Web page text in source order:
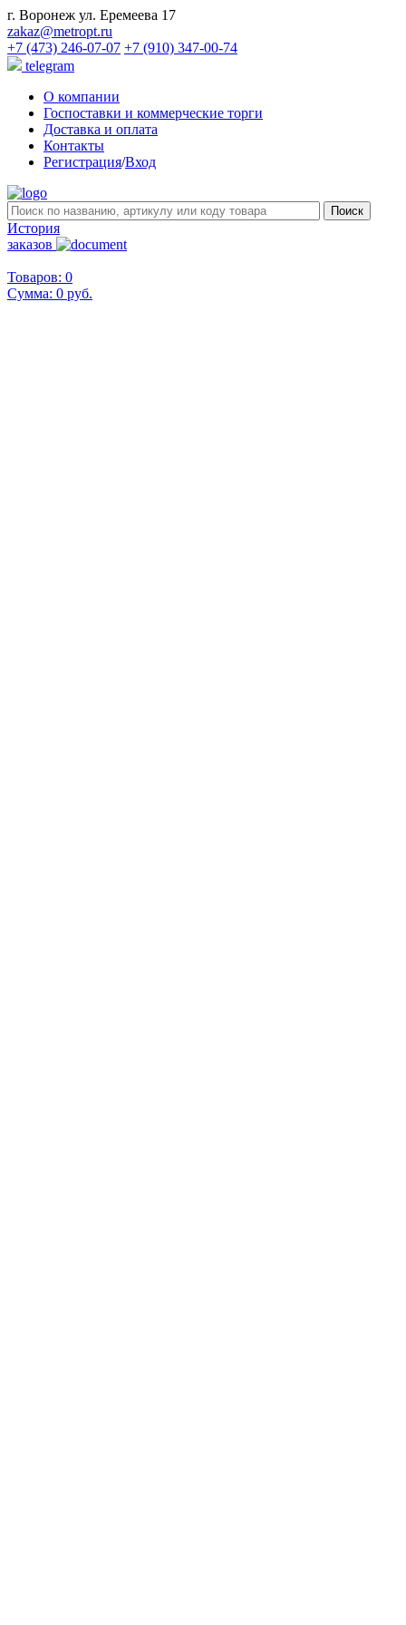
г. Воронеж ул. Еремеева 17
zakaz@metropt.ru
+7 (473) 246-07-07 +7 (910) 347-00-74
telegram
О компании
Госпоставки и коммерческие торги
Доставка и оплата
Контакты
Регистрация/Вход
История
заказов
Товаров: 0
Сумма: 0 руб.